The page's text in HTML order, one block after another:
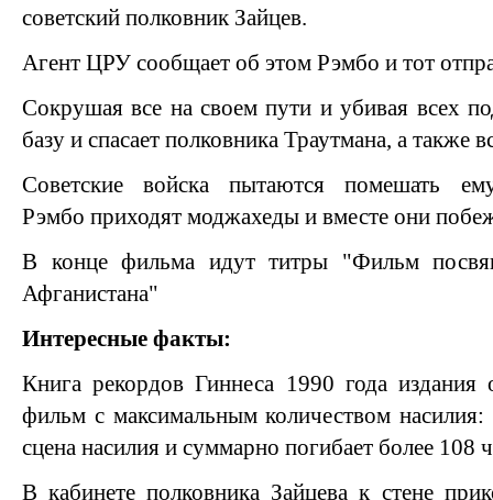
советский полковник Зайцев.
Агент ЦРУ сообщает об этом Рэмбо и тот
Сокрушая все на своем пути и убивая всех
базу и спасает полковника Траутмана, а также
Советские войска пытаются помешать
Рэмбо приходят моджахеды и вместе они
В конце фильма идут титры "Фильм
Афганистана"
Интересные факты:
Книга рекордов Гиннеса 1990 года издания
фильм с максимальным количеством
сцена насилия и суммарно погибает более 108
В кабинете полковника Зайцева к стене